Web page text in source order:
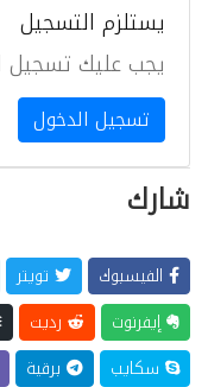
يستلزم التسجيل
يجب عليك تسجيل
تسجيل الدخول
شارك
الفيسبوك تويتر
إيفرنوت
رديت
سكايب
برقية